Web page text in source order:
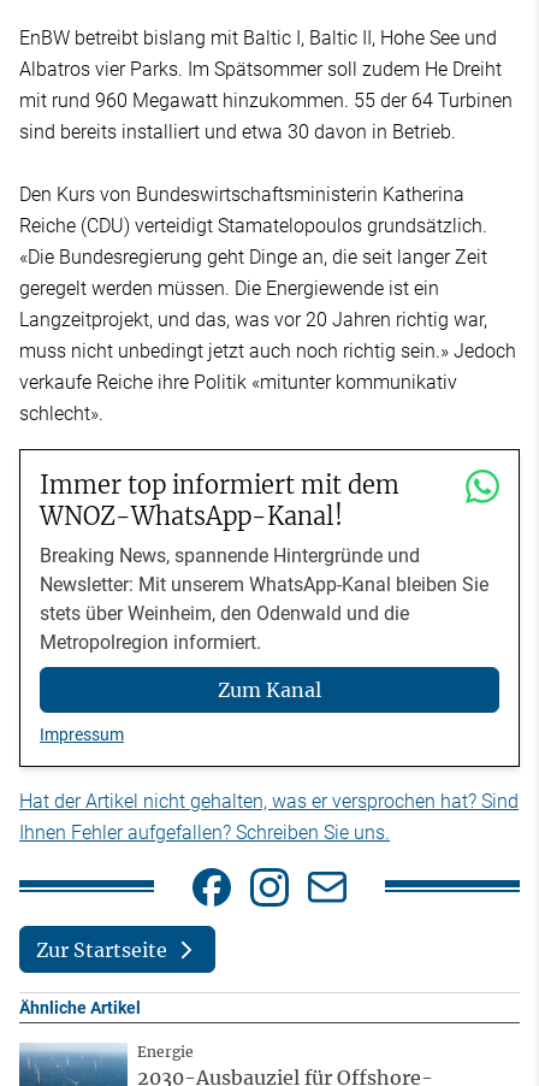
EnBW betreibt bislang mit Baltic I, Baltic II, Hohe See und
Albatros vier Parks. Im Spätsommer soll zudem He Dreiht
mit rund 960 Megawatt hinzukommen. 55 der 64 Turbinen
sind bereits installiert und etwa 30 davon in Betrieb.
Den Kurs von Bundeswirtschaftsministerin Katherina
Reiche (CDU) verteidigt Stamatelopoulos grundsätzlich.
«Die Bundesregierung geht Dinge an, die seit langer Zeit
geregelt werden müssen. Die Energiewende ist ein
Langzeitprojekt, und das, was vor 20 Jahren richtig war,
muss nicht unbedingt jetzt auch noch richtig sein.» Jedoch
verkaufe Reiche ihre Politik «mitunter kommunikativ
schlecht».
Immer top informiert mit dem
WNOZ-WhatsApp-Kanal!
Breaking News, spannende Hintergründe und
Newsletter: Mit unserem WhatsApp-Kanal bleiben Sie
stets über Weinheim, den Odenwald und die
Metropolregion informiert.
Zum Kanal
Impressum
Hat der Artikel nicht gehalten, was er versprochen hat? Sind
Ihnen Fehler aufgefallen? Schreiben Sie uns.
Zur Startseite
Ähnliche Artikel
Energie
2030-Ausbauziel für Offshore-